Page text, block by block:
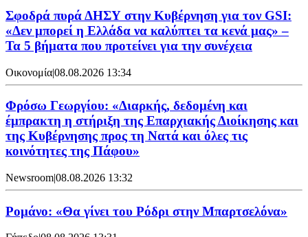
Σφοδρά πυρά ΔΗΣΥ στην Κυβέρνηση για τον GSI:
«Δεν μπορεί η Ελλάδα να καλύπτει τα κενά μας» –
Τα 5 βήματα που προτείνει για την συνέχεια
Οικονομία|08.08.2026 13:34
Φρόσω Γεωργίου: «Διαρκής, δεδομένη και
έμπρακτη η στήριξη της Επαρχιακής Διοίκησης και
της Κυβέρνησης προς τη Νατά και όλες τις
κοινότητες της Πάφου»
Newsroom|08.08.2026 13:32
Ρομάνο: «Θα γίνει του Ρόδρι στην Μπαρτσελόνα»